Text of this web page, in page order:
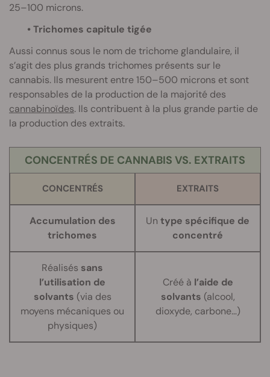
25–100 microns.
• Trichomes capitule tigée
Aussi connus sous le nom de trichome glandulaire, il
s’agit des plus grands trichomes présents sur le
cannabis. Ils mesurent entre 150–500 microns et sont
responsables de la production de la majorité des
cannabinoïdes. Ils contribuent à la plus grande partie de
la production des extraits.
CONCENTRÉS DE CANNABIS VS. EXTRAITS
CONCENTRÉS EXTRAITS
Accumulation des
trichomes
Un type spécifique de
concentré
Réalisés sans
l’utilisation de
solvants (via des
moyens mécaniques ou
physiques)
Créé à l’aide de
solvants (alcool,
dioxyde, carbone…)